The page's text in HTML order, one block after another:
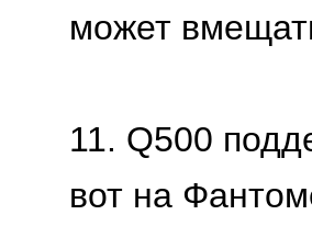
может
11. Q500
вот на